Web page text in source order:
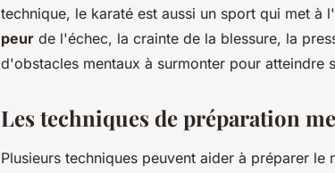
technique, le karaté est aussi un sport qui met à
peur de l'échec, la crainte de la blessure, la
d'obstacles mentaux à surmonter pour atteindre
Les techniques de préparation
Plusieurs techniques peuvent aider à préparer